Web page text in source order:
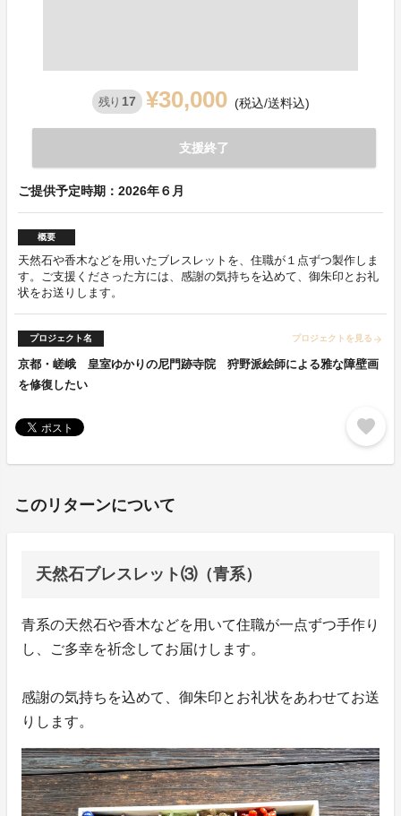
残り 17 ¥30,000 (税込/送料込)
支援終了
ご提供予定時期：2026年６月
概要
天然石や香木などを用いたブレスレットを、住職が１点ずつ製作しま
す。ご支援くださった方には、感謝の気持ちを込めて、御朱印とお礼
状をお送りします。
プロジェクト名 プロジェクトを見る arrow_forward
京都・嵯峨 皇室ゆかりの尼門跡寺院 狩野派絵師による雅な障壁画
を修復したい
favorite
このリターンについて
天然石ブレスレット⑶（青系）
青系の天然石や香木などを用いて住職が一点ずつ手作り
し、ご多幸を祈念してお届けします。
感謝の気持ちを込めて、御朱印とお礼状をあわせてお送
りします。